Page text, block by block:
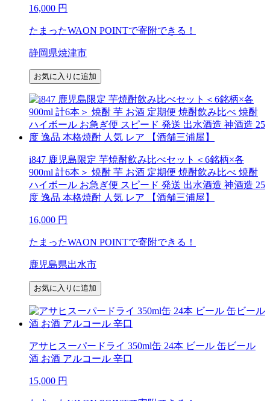
16,000 円
たまったWAON POINTで寄附できる！
静岡県焼津市
お気に入りに追加
i847 鹿児島限定 芋焼酎飲み比べセット＜6銘柄×各
900ml 計6本＞ 焼酎 芋 お酒 定期便 焼酎飲み比べ 焼酎
ハイボール お急ぎ便 スピード 発送 出水酒造 神酒造 25
度 逸品 本格焼酎 人気 レア 【酒舗三浦屋】
16,000 円
たまったWAON POINTで寄附できる！
鹿児島県出水市
お気に入りに追加
アサヒスーパードライ 350ml缶 24本 ビール 缶ビール
酒 お酒 アルコール 辛口
15,000 円